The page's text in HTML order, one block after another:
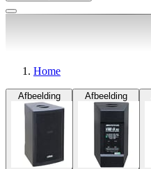
Home
Afbeelding Afbeelding